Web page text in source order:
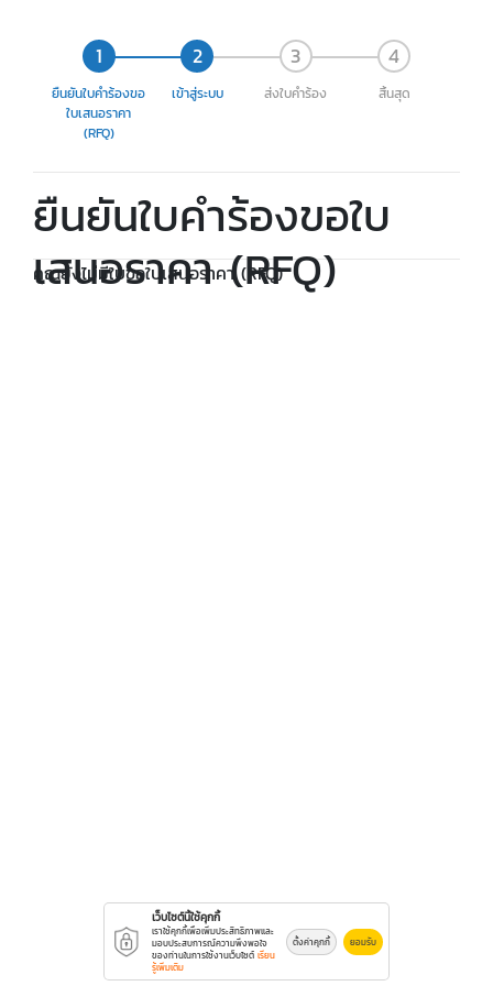
ยืนยันใบคำร้องขอ
ใบเสนอราคา
(RFQ)
เข้าสู่ระบบ ส่งใบคำร้อง สิ้นสุด
ยืนยันใบคำร้องขอใบ
เสนอราคา (RFQ)
คุณยังไม่มีใบขอใบเสนอราคา (RFQ)
เว็บไซต์นี้ใช้คุกกี้
เราใช้คุกกี้เพื่อเพิ่มประสิทธิภาพและ
มอบประสบการณ์ความพึงพอใจ
ของท่านในการใช้งานเว็บไซต์ เรียน
รู้เพิ่มเติม
ตั้งค่าคุกกี้ ยอมรับ